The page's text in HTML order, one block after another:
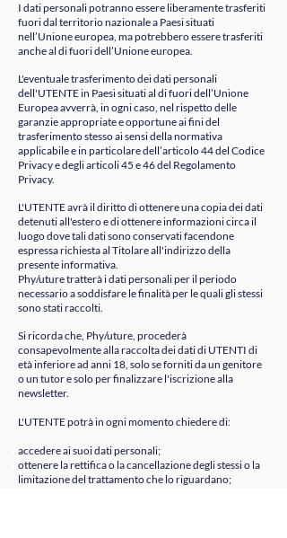
I dati personali potranno essere liberamente trasferiti
fuori dal territorio nazionale a Paesi situati
nell’Unione europea, ma potrebbero essere trasferiti
anche al di fuori dell’Unione europea.
L'eventuale trasferimento dei dati personali
dell'UTENTE in Paesi situati al di fuori dell’Unione
Europea avverrà, in ogni caso, nel rispetto delle
garanzie appropriate e opportune ai fini del
trasferimento stesso ai sensi della normativa
applicabile e in particolare dell’articolo 44 del Codice
Privacy e degli articoli 45 e 46 del Regolamento
Privacy.
L'UTENTE avrà il diritto di ottenere una copia dei dati
detenuti all'estero e di ottenere informazioni circa il
luogo dove tali dati sono conservati facendone
espressa richiesta al Titolare all'indirizzo della
presente informativa.
Phy/uture tratterà i dati personali per il periodo
necessario a soddisfare le finalità per le quali gli stessi
sono stati raccolti.
Si ricorda che, Phy/uture, procederà
consapevolmente alla raccolta dei dati di UTENTI di
età inferiore ad anni 18, solo se forniti da un genitore
o un tutor e solo per finalizzare l'iscrizione alla
newsletter.
L'UTENTE potrà in ogni momento chiedere di:
accedere ai suoi dati personali;
ottenere la rettifica o la cancellazione degli stessi o la
limitazione del trattamento che lo riguardano;